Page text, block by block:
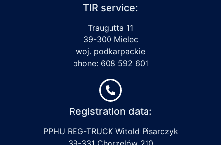
TIR service:
Traugutta 11
39-300 Mielec
woj. podkarpackie
phone: 608 592 601
Registration data:
PPHU REG-TRUCK Witold Pisarczyk
39-331 Chorzelów 210